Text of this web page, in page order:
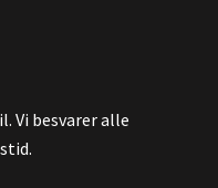
Vi besvarer alle